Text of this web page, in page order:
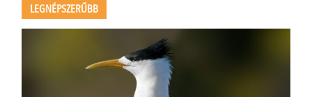
LEGNÉPSZERŰBB